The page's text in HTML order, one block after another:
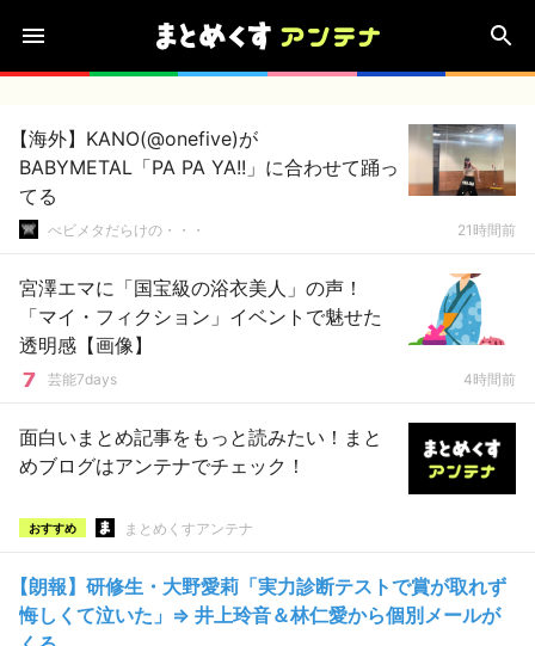
【海外】KANO(@onefive)が
BABYMETAL「PA PA YA!!」に合わせて踊っ
てる
べビメタだらけの・・・ 21時間前
宮澤エマに「国宝級の浴衣美人」の声！
「マイ・フィクション」イベントで魅せた
透明感【画像】
芸能7days 4時間前
面白いまとめ記事をもっと読みたい！まと
めブログはアンテナでチェック！
おすすめ まとめくすアンテナ
【朗報】研修生・大野愛莉「実力診断テストで賞が取れず
悔しくて泣いた」⇒ 井上玲音＆林仁愛から個別メールが